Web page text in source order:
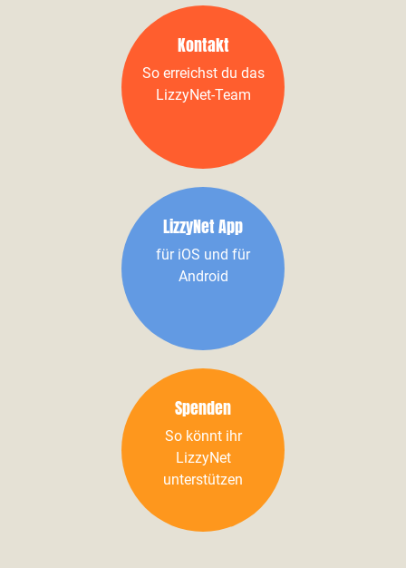
Kontakt
So erreichst du das
LizzyNet-Team
LizzyNet App
für iOS und für
Android
Spenden
So könnt ihr
LizzyNet
unterstützen